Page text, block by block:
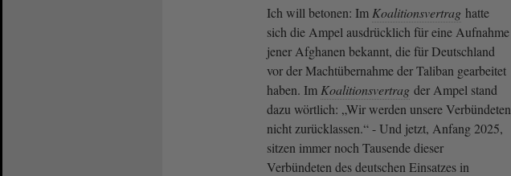
Ich will betonen: Im Koalitionsvertrag hatte
sich die Ampel ausdrücklich für eine Aufnahme
jener Afghanen bekannt, die für Deutschland
vor der Machtübernahme der Taliban gearbeitet
haben. Im Koalitionsvertrag der Ampel stand
dazu wörtlich: „Wir werden unsere Verbündeten
nicht zurücklassen.“ - Und jetzt, Anfang 2025,
sitzen immer noch Tausende dieser
Verbündeten des deutschen Einsatzes in